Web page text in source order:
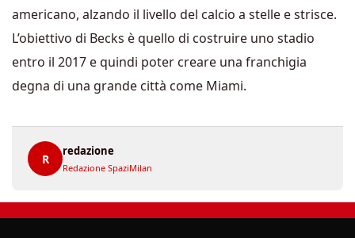
americano, alzando il livello del calcio a stelle e strisce.
L’obiettivo di Becks è quello di costruire uno stadio
entro il 2017 e quindi poter creare una franchigia
degna di una grande città come Miami.
R
redazione
Redazione SpaziMilan